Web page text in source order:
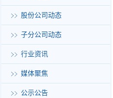
股份公司动态
子分公司动态
行业资讯
媒体聚焦
公示公告